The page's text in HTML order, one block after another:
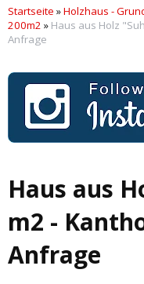
Startseite »Holzhaus -
200m2 » Haus aus Holz
Anfrage
Haus aus
m2 -
Anfrage